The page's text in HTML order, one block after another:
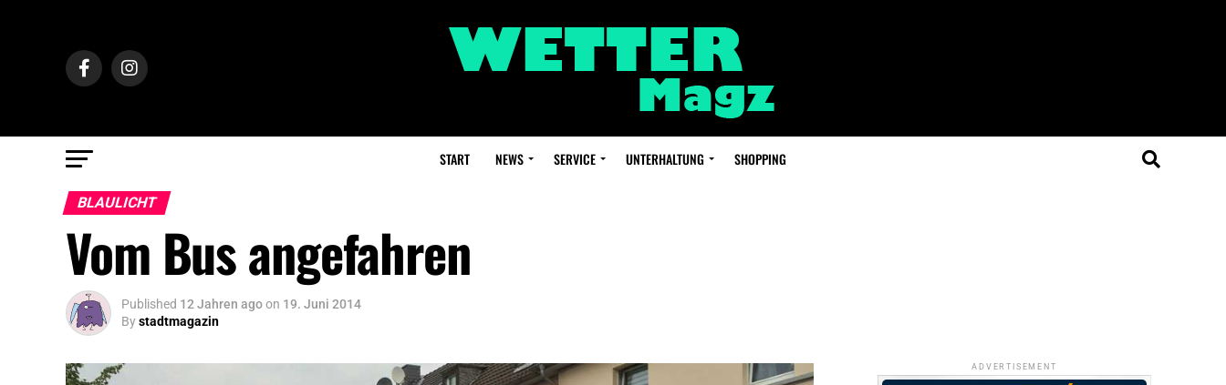
START NEWS SERVICE UNTERHALTUNG SHOPPING
BLAULICHT
Vom Bus angefahren
Published 12 Jahren agoon 19. Juni 2014
Bystadtmagazin
ADVERTISEMENT